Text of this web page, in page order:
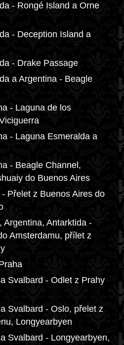
- Rongé Island a Orne
- Deception Island a
- Drake Passage
a Argentina - Beagle
- Laguna de los
- Laguna Esmeralda a
- Beagle Channel,
do Buenos Aires
Přelet z Buenos Aires do
Argentina, Antarktida -
Amsterdamu, přílet z
Svalbard - Odlet z Prahy
Svalbard - Oslo, přelet z
Longyearbyen
Svalbard - Longyearbyen,